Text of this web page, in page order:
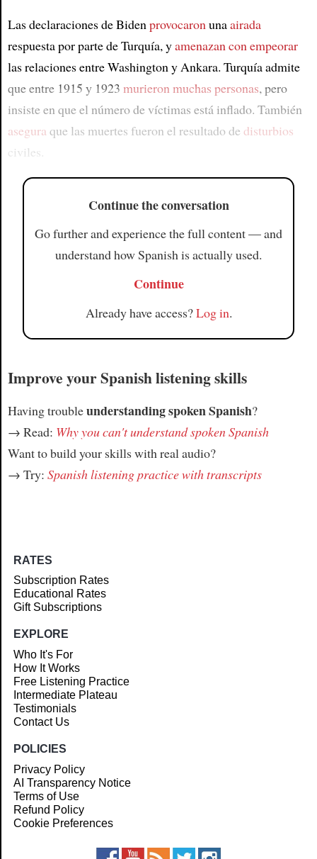
Las declaraciones de Biden provocaron unaairada
respuesta por parte de Turquía, yamenazan con empeorar
las relaciones entre Washington y Ankara. Turquía admite
que entre 1915 y 1923 murieron muchas personas, pero
insiste en que el número de víctimas está inflado. También
asegura que las muertes fueron el resultado de disturbios
civiles.
Continue the conversation
Go further and experience the full content — and
understand how Spanish is actually used.
Continue
Already have access?Log in.
Improve your Spanish listening skills
Having troubleunderstanding spoken Spanish?
→ Read: Why you can't understand spoken Spanish
Want to build your skills with real audio?
→ Try: Spanish listening practice with transcripts
RATES
Subscription Rates
Educational Rates
Gift Subscriptions
EXPLORE
Who It's For
How It Works
Free Listening Practice
Intermediate Plateau
Testimonials
Contact Us
POLICIES
Privacy Policy
AI Transparency Notice
Terms of Use
Refund Policy
Cookie Preferences